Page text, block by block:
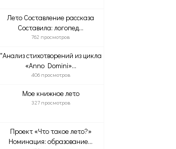
Лето Составление рассказа
Составила: логопед...
762 просмотров
"Анализ стихотворений из цикла
«Anno Domini»...
406 просмотров
Мое книжное лето
327 просмотров
Проект «Что такое лето?»
Номинация: образование...